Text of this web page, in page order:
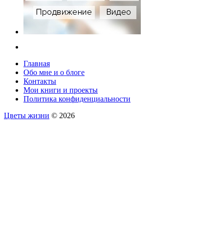
Главная
Обо мне и о блоге
Контакты
Мои книги и проекты
Политика конфиденциальности
Цветы жизни © 2026